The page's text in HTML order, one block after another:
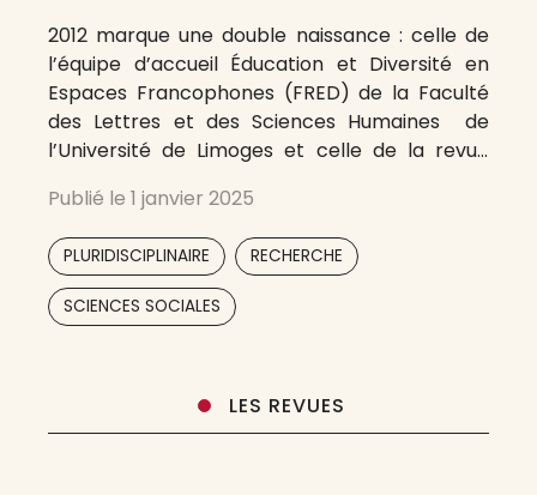
2012 marque une double naissance : celle de
l’équipe d’accueil Éducation et Diversité en
Espaces Francophones (FRED) de la Faculté
des Lettres et des Sciences Humaines de
l’Université de Limoges et celle de la revue
qui porte le projet scientifique développé par
le laboratoire. Reflet du dynamisme de ses
collaborateurs, DIRE offre
Publié le 1 janvier 2025
PLURIDISCIPLINAIRE RECHERCHE
SCIENCES SOCIALES
LES REVUES